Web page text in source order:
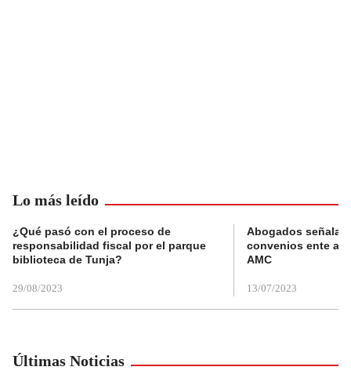
Lo más leído
¿Qué pasó con el proceso de
responsabilidad fiscal por el parque
biblioteca de Tunja?
29/08/2023
Abogados
convenios ente
AMC
13/07/2023
Últimas Noticias